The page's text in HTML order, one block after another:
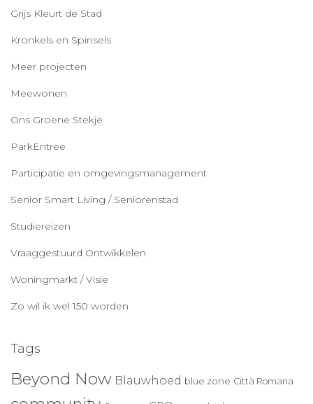
Grijs Kleurt de Stad
Kronkels en Spinsels
Meer projecten
Meewonen
Ons Groene Stekje
ParkEntree
Participatie en omgevingsmanagement
Senior Smart Living / Seniorenstad
Studiereizen
Vraaggestuurd Ontwikkelen
Woningmarkt / Visie
Zo wil ik wel 150 worden
Tags
Beyond Now Blauwhoed blue zone Città Romana